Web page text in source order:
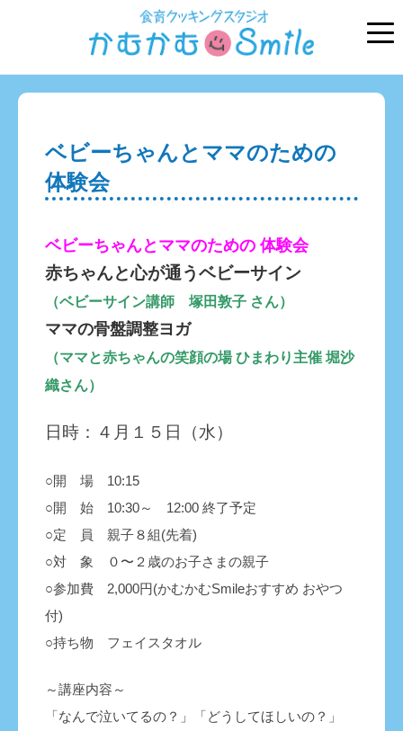
ベビーちゃんとママのための
体験会
ベビーちゃんとママのための 体験会
赤ちゃんと心が通うベビーサイン
（ベビーサイン講師 塚田敦子 さん）
ママの骨盤調整ヨガ
（ママと赤ちゃんの笑顔の場 ひまわり主催 堀沙
織さん）
日時：４月１５日（水）
○開 場 10:15
○開 始 10:30～ 12:00 終了予定
○定 員 親子８組(先着)
○対 象 ０〜２歳のお子さまの親子
○参加費 2,000円(かむかむSmileおすすめ おやつ
付)
○持ち物 フェイスタオル
～講座内容～
「なんで泣いてるの？」「どうしてほしいの？」